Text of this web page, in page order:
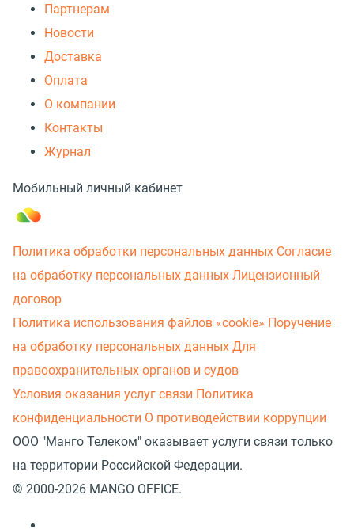
Партнерам
Новости
Доставка
Оплата
О компании
Контакты
Журнал
Мобильный личный кабинет
Политика обработки персональных данных Согласие
на обработку персональных данных Лицензионный
договор
Политика использования файлов «cookie» Поручение
на обработку персональных данных Для
правоохранительных органов и судов
Условия оказания услуг связи Политика
конфиденциальности О противодействии коррупции
ООО "Манго Телеком" оказывает услуги связи только
на территории Российской Федерации.
© 2000-2026 MANGO OFFICE.